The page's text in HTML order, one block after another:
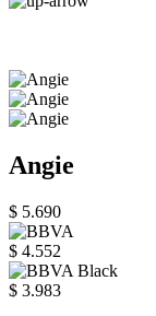
Angie
$ 5.690
$ 4.552
$ 3.983